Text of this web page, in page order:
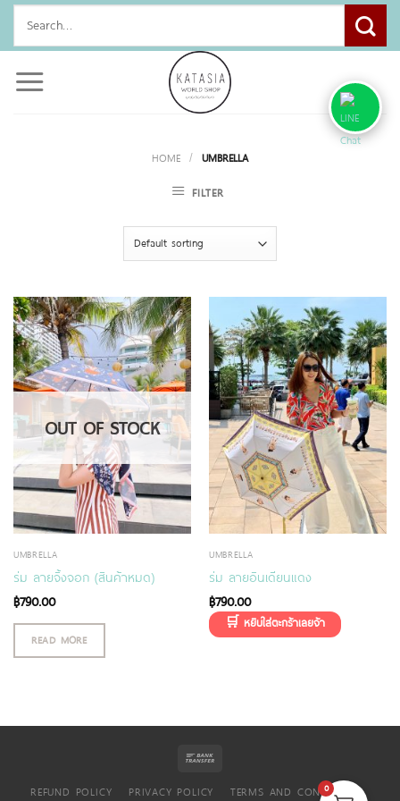
Skip
content
HOME / UMBRELLA
FILTER
OUT OF STOCK
UMBRELLA
ร่ม ลายจิ้งจอก (สินค้าหมด)
฿790.00
READ MORE
UMBRELLA
ร่ม ลายอินเดียนแดง
฿790.00
REFUND POLICY PRIVACY POLICY
TERMS AND CONDITIONS
0